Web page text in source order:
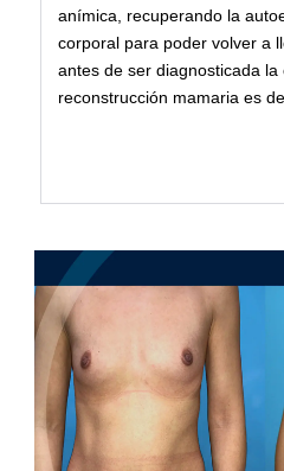
anímica, recuperando la
corporal para poder volver a
antes de ser diagnosticada
reconstrucción mamaria es